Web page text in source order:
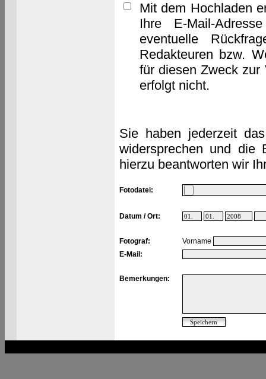
Mit dem Hochladen
Ihre E-Mail-
eventuelle
Redakteuren bzw.
für diesen Zweck zur
erfolgt nicht.
Sie haben jederzeit
widersprechen und die
hierzu beantworten wir
Fotodatei:
Datum / Ort:
Fotograf:
Vorname
E-Mail:
Bemerkungen: